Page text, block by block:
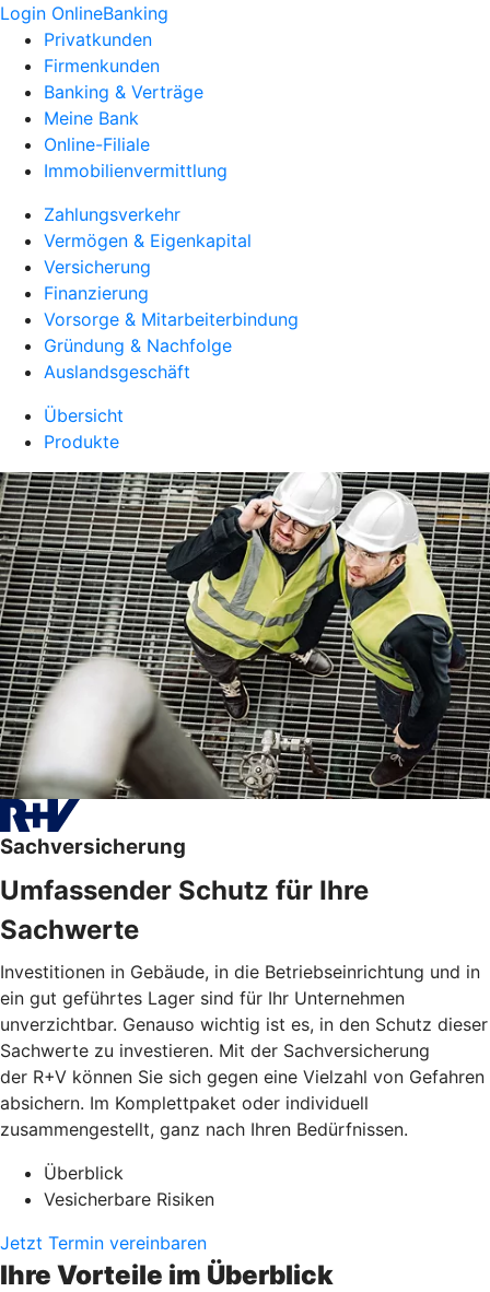
Login OnlineBanking
Privatkunden
Firmenkunden
Banking & Verträge
Meine Bank
Online-Filiale
Immobilienvermittlung
Zahlungsverkehr
Vermögen & Eigenkapital
Versicherung
Finanzierung
Vorsorge & Mitarbeiterbindung
Gründung & Nachfolge
Auslandsgeschäft
Übersicht
Produkte
Sachversicherung
Umfassender Schutz für Ihre
Sachwerte
Investitionen in Gebäude, in die Betriebseinrichtung und in
ein gut geführtes Lager sind für Ihr Unternehmen
unverzichtbar. Genauso wichtig ist es, in den Schutz dieser
Sachwerte zu investieren. Mit der Sachversicherung
der R+V können Sie sich gegen eine Vielzahl von Gefahren
absichern. Im Komplettpaket oder individuell
zusammengestellt, ganz nach Ihren Bedürfnissen.
Überblick
Vesicherbare Risiken
Jetzt Termin vereinbaren
Ihre Vorteile im Überblick